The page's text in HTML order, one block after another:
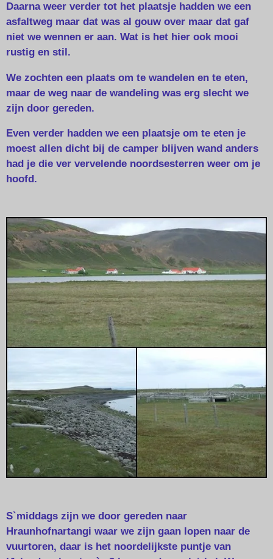
Daarna weer verder tot het plaatsje hadden we een
asfaltweg maar dat was al gouw over maar dat gaf
niet we wennen er aan. Wat is het hier ook mooi
rustig en stil.
We zochten een plaats om te wandelen en te eten,
maar de weg naar de wandeling was erg slecht we
zijn door gereden.
Even verder hadden we een plaatsje om te eten je
moest allen dicht bij de camper blijven wand anders
had je die ver vervelende noordsesterren weer om je
hoofd.
S`middags zijn we door gereden naar
Hraunhofnartangi waar we zijn gaan lopen naar de
vuurtoren, daar is het noordelijkste puntje van